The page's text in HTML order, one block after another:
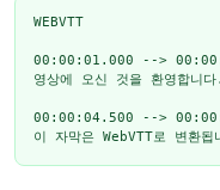
WEBVTT
00:00:01.000 -->
영상에 오신 것을 환영합니다.
00:00:04.500 -->
이 자막은 WebVTT로 변환됩